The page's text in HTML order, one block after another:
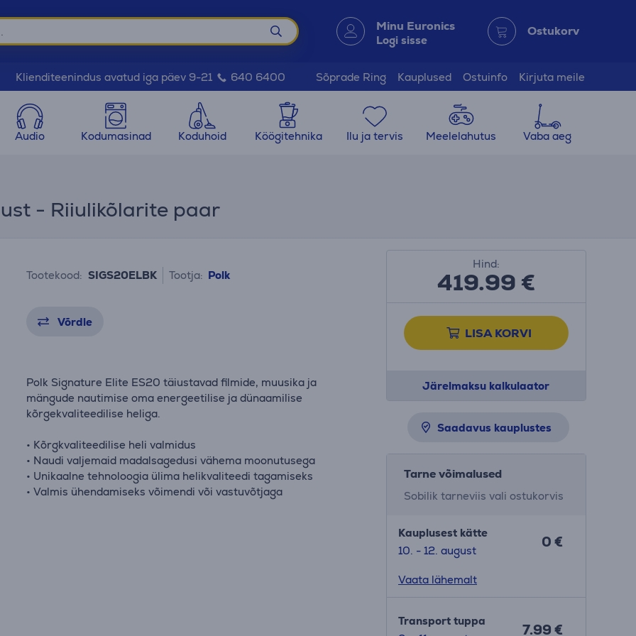
Minu Euronics
Logi sisse
Ostukorv
Klienditeenindus avatud iga päev 9-21 640 6400 Sõprade Ring Kauplused Ostuinfo Kirjuta meile
Audio Kodumasinad Koduhoid Köögitehnika Ilu ja tervis Meelelahutus Vaba aeg
- Riiulikõlarite paar
Tootekood: SIGS20ELBK Tootja: Polk
Võrdle
Polk Signature Elite ES20 täiustavad filmide, muusika ja
mängude nautimise oma energeetilise ja dünaamilise
kõrgekvaliteedilise heliga.
• Kõrgkvaliteedilise heli valmidus
• Naudi valjemaid madalsagedusi vähema moonutusega
• Unikaalne tehnoloogia ülima helikvaliteedi tagamiseks
• Valmis ühendamiseks võimendi või vastuvõtjaga
Hind:
419.99€
LISA KORVI
Järelmaksu kalkulaator
Saadavus kauplustes
Tarne võimalused
Sobilik tarneviis vali ostukorvis
Kauplusest kätte
10. - 12. august
0 €
Vaata lähemalt
Transport tuppa
7.99 €